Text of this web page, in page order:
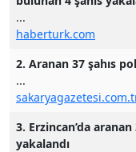
...
haberturk.com
2. Aranan 37 şahıs
...
3. Erzincan’da
yakalandı